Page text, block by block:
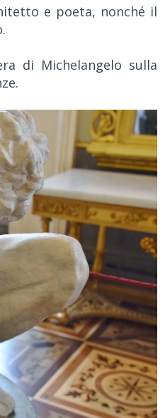
e poeta, nonché il
di Michelangelo sulla